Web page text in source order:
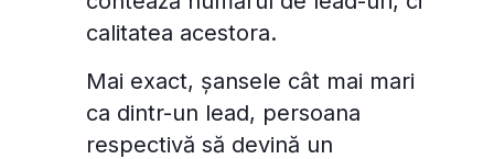
calitatea acestora.
Mai exact, șansele cât mai mari
ca dintr-un lead, persoana
respectivă să devină un